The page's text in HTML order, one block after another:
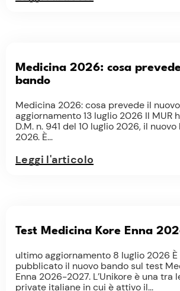
Medicina 2026: cosa
bando
Medicina 2026: cosa prevede il
aggiornamento 13 luglio 2026 Il MUR
D.M. n. 941 del 10 luglio 2026, il
2026. È...
Leggi l'articolo
Test Medicina Kore Enna
ultimo aggiornamento 8 luglio 2026
pubblicato il nuovo bando sul test
Enna 2026-2027. L’Unikore è una tra
private italiane in cui è attivo il...